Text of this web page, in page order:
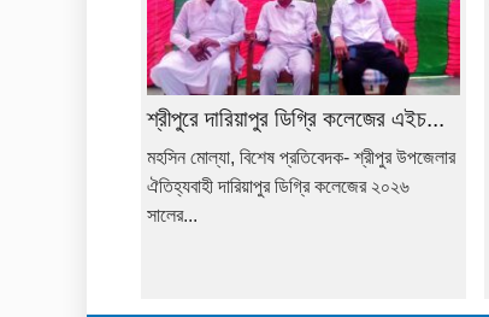
শ্রীপুরে দারিয়াপুর ডিগ্রি কলেজের এইচ...
মহসিন মোল্যা, বিশেষ প্রতিবেদক- শ্রীপুর উপজেলার
ঐতিহ্যবাহী দারিয়াপুর ডিগ্রি কলেজের ২০২৬
সালের...